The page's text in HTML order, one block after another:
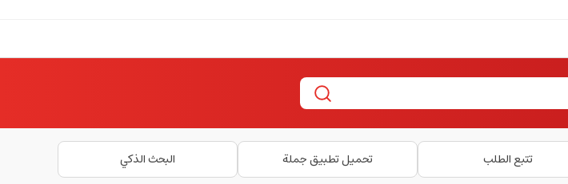
تتبع الطلب تحميل تطبيق جملة البحث الذكي